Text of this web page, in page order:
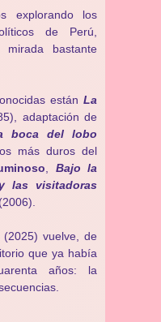
explorando los
de Perú,
bastante
están La
adaptación de
boca del lobo
más duros del
Bajo la
las visitadoras
(2006).
(2025) vuelve, de
que ya había
años: la